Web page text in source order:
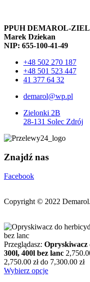
PPUH DEMAROL-
Marek Dziekan
NIP: 655-100-41-49
+48 502 270 187
+48 501 523 447
41 377 64 32
demarol@wp.pl
Zielonki 2B
28-131 Solec Zdrój
Znajdź nas
Facebook
Copyright © 2022
Przeglądasz:
300l, 400l bez lanc
2,750.00 zł do 7,300.00 zł
Wybierz opcje